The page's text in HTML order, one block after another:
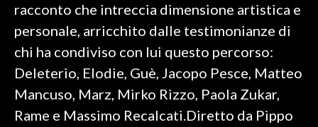
SARDI NEL MONDO
NOTIZIE
EVENTI
#CARAUNIONE
racconto che intreccia dimensione artistica e
personale, arricchito dalle testimonianze di
chi ha condiviso con lui questo percorso:
Deleterio, Elodie, Guè, Jacopo Pesce, Matteo
Mancuso, Marz, Mirko Rizzo, Paola Zukar,
Rame e Massimo Recalcati.Diretto da Pippo